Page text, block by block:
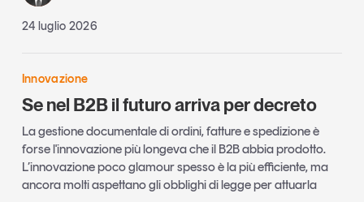
24 luglio 2026
Innovazione
Se nel B2B il futuro arriva per decreto
La gestione documentale di ordini, fatture e spedizione è
forse l'innovazione più longeva che il B2B abbia prodotto.
L’innovazione poco glamour spesso è la più efficiente, ma
ancora molti aspettano gli obblighi di legge per attuarla